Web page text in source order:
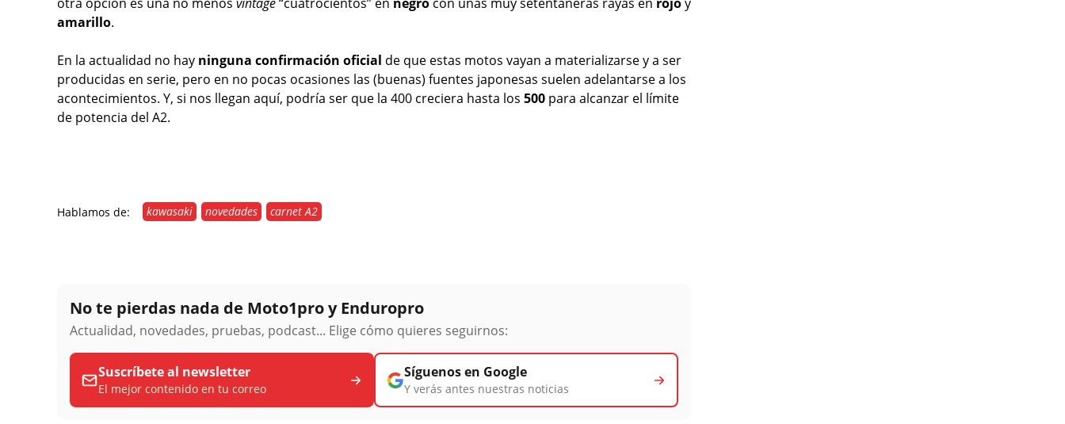
amarillo.
En la actualidad no hay ninguna confirmación oficial de que estas motos vayan a materializarse y a ser
producidas en serie, pero en no pocas ocasiones las (buenas) fuentes japonesas suelen adelantarse a los
acontecimientos. Y, si nos llegan aquí, podría ser que la 400 creciera hasta los 500 para alcanzar el límite
de potencia del A2.
Hablamos de: kawasaki novedades carnet A2
No te pierdas nada de Moto1pro y Enduropro
Actualidad, novedades, pruebas, podcast... Elige cómo quieres seguirnos:
Suscríbete al newsletter
El mejor contenido en tu correo
Síguenos en Google
Y verás antes nuestras noticias